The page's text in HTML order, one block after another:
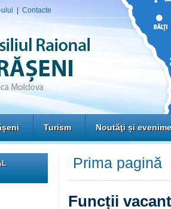
ului Contacte
Turism Noutăţi și
Prima pagină
Funcții